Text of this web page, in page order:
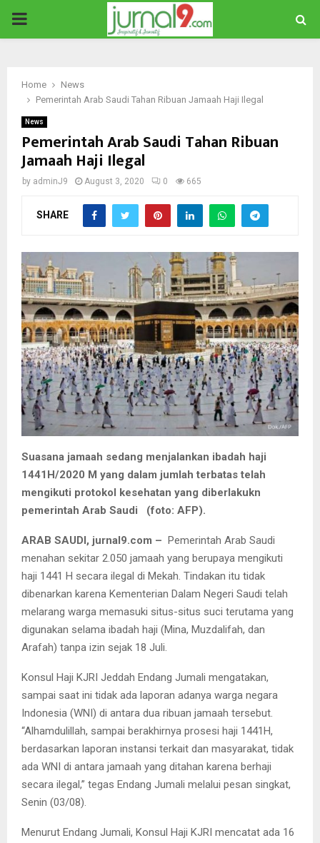
PRIMARY
Home
News
Pemerintah Arab Saudi Tahan Ribuan Jamaah Haji Ilegal
News
Pemerintah Arab Saudi Tahan Ribuan
Jamaah Haji Ilegal
by adminJ9 August 3, 2020 0 665
SHARE
Suasana jamaah sedang menjalankan ibadah haji
1441H/2020 M yang dalam jumlah terbatas telah
mengikuti protokol kesehatan yang diberlakukn
pemerintah Arab Saudi (foto: AFP).
ARAB SAUDI, jurnal9.com – Pemerintah Arab Saudi
menahan sekitar 2.050 jamaah yang berupaya mengikuti
haji 1441 H secara ilegal di Mekah. Tindakan itu tidak
dibenarkan karena Kementerian Dalam Negeri Saudi telah
melarang warga memasuki situs-situs suci terutama yang
digunakan selama ibadah haji (Mina, Muzdalifah, dan
Arafah) tanpa izin sejak 18 Juli.
Konsul Haji KJRI Jeddah Endang Jumali mengatakan,
sampai saat ini tidak ada laporan adanya warga negara
Indonesia (WNI) di antara dua ribuan jamaah tersebut.
“Alhamdulillah, sampai berakhirnya prosesi haji 1441H,
berdasarkan laporan instansi terkait dan masyarakat, tidak
ada WNI di antara jamaah yang ditahan karena berhaji
secara ilegal,” tegas Endang Jumali melalui pesan singkat,
Senin (03/08).
Menurut Endang Jumali, Konsul Haji KJRI mencatat ada 16